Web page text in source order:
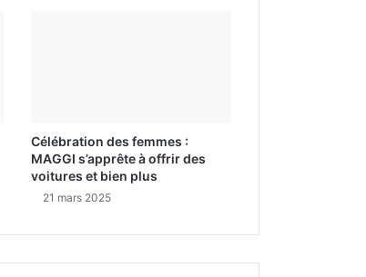
Célébration des femmes :
MAGGI s’apprête à offrir des
voitures et bien plus
21 mars 2025